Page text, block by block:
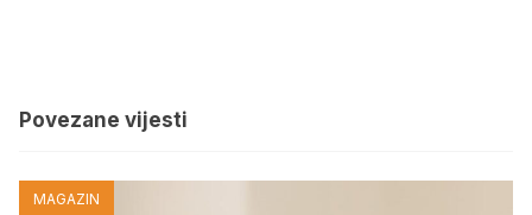
Povezane vijesti
MAGAZIN